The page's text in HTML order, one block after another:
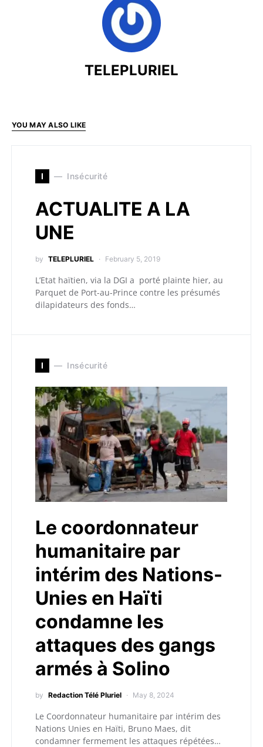
TELEPLURIEL
YOU MAY ALSO LIKE
I Insécurité
ACTUALITE A LA
UNE
by TELEPLURIEL February 5, 2019
L’Etat haïtien, via la DGI a porté plainte hier, au
Parquet de Port-au-Prince contre les présumés
dilapidateurs des fonds…
I Insécurité
Le coordonnateur
humanitaire par
intérim des Nations-
Unies en Haïti
condamne les
attaques des gangs
armés à Solino
by Redaction Télé Pluriel May 8, 2024
Le Coordonnateur humanitaire par intérim des
Nations Unies en Haïti, Bruno Maes, dit
condamner fermement les attaques répétées…